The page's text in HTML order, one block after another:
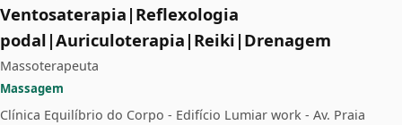
Ventosaterapia|Reflexologia
podal|Auriculoterapia|Reiki|Drenagem
Massoterapeuta
Massagem
Clínica Equilíbrio do Corpo - Edifício Lumiar work - Av. Praia